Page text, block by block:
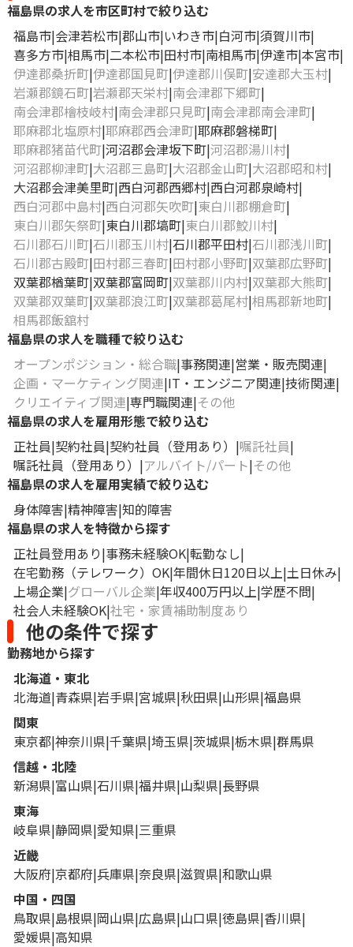
福島県の求人を市区町村で絞り込む
福島市 会津若松市 郡山市 いわき市 白河市 須賀川市
喜多方市 相馬市 二本松市 田村市 南相馬市 伊達市 本宮市
伊達郡桑折町 伊達郡国見町 伊達郡川俣町 安達郡大玉村
岩瀬郡鏡石町 岩瀬郡天栄村 南会津郡下郷町
南会津郡檜枝岐村 南会津郡只見町 南会津郡南会津町
耶麻郡北塩原村 耶麻郡西会津町 耶麻郡磐梯町
耶麻郡猪苗代町 河沼郡会津坂下町 河沼郡湯川村
河沼郡柳津町 大沼郡三島町 大沼郡金山町 大沼郡昭和村
大沼郡会津美里町 西白河郡西郷村 西白河郡泉崎村
西白河郡中島村 西白河郡矢吹町 東白川郡棚倉町
東白川郡矢祭町 東白川郡塙町 東白川郡鮫川村
石川郡石川町 石川郡玉川村 石川郡平田村 石川郡浅川町
石川郡古殿町 田村郡三春町 田村郡小野町 双葉郡広野町
双葉郡楢葉町 双葉郡富岡町 双葉郡川内村 双葉郡大熊町
双葉郡双葉町 双葉郡浪江町 双葉郡葛尾村 相馬郡新地町
相馬郡飯舘村
福島県の求人を職種で絞り込む
オープンポジション・総合職 事務関連 営業・販売関連
企画・マーケティング関連 IT・エンジニア関連 技術関連
クリエイティブ関連 専門職関連 その他
福島県の求人を雇用形態で絞り込む
正社員 契約社員 契約社員（登用あり）
嘱託社員
嘱託社員（登用あり）
アルバイト/パート その他
福島県の求人を雇用実績で絞り込む
身体障害 精神障害 知的障害
福島県の求人を特徴から探す
正社員登用あり 事務未経験OK 転勤なし
在宅勤務（テレワーク）OK 年間休日120日以上 土日休み
上場企業 グローバル企業 年収400万円以上 学歴不問
社会人未経験OK 社宅・家賃補助制度あり
他の条件で探す
勤務地から探す
北海道・東北
北海道 青森県 岩手県 宮城県 秋田県 山形県 福島県
関東
東京都 神奈川県 千葉県 埼玉県 茨城県 栃木県 群馬県
信越・北陸
新潟県 富山県 石川県 福井県 山梨県 長野県
東海
岐阜県 静岡県 愛知県 三重県
近畿
大阪府 京都府 兵庫県 奈良県 滋賀県 和歌山県
中国・四国
鳥取県 島根県 岡山県 広島県 山口県 徳島県 香川県
愛媛県 高知県